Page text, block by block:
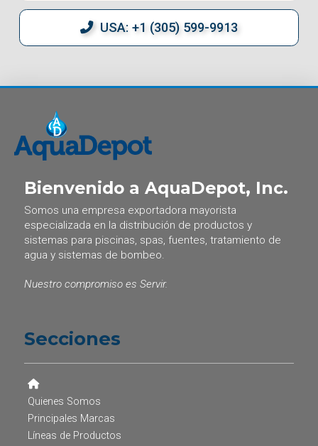
USA: +1 (305) 599-9913
Bienvenido a AquaDepot, Inc.
Somos una empresa exportadora mayorista
especializada en la distribución de productos y
sistemas para piscinas, spas, fuentes, tratamiento de
agua y sistemas de bombeo.
Nuestro compromiso es Servir.
Secciones
Quienes Somos
Principales Marcas
Líneas de Productos